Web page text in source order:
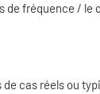
de fréquence / le
cas réels ou